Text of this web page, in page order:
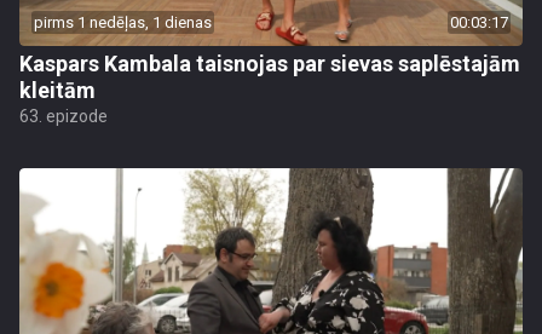
pirms 1 nedēļas, 1 dienas 00:03:17
Kaspars Kambala taisnojas par sievas saplēstajām
kleitām
63. epizode